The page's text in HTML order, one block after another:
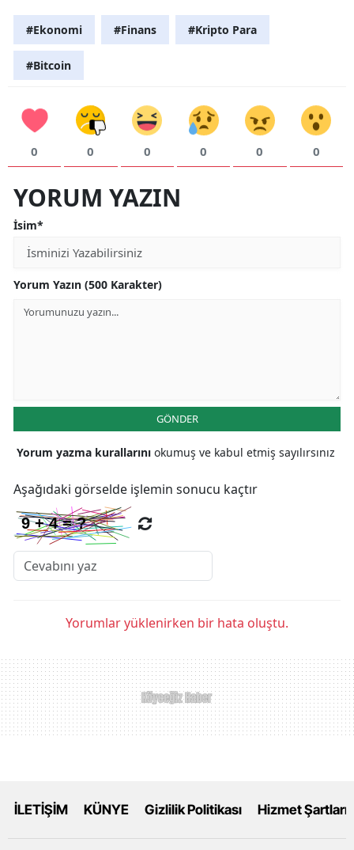
#Ekonomi #Finans #Kripto Para
#Bitcoin
0 0 0 0 0 0
YORUM YAZIN
İsim*
Yorum Yazın (500 Karakter)
GÖNDER
Yorum yazma kurallarını okumuş ve kabul etmiş sayılırsınız
Aşağıdaki görselde işlemin sonucu kaçtır
Yorumlar yüklenirken bir hata oluştu.
İLETİŞİM KÜNYE Gizlilik Politikası Hizmet Şartları